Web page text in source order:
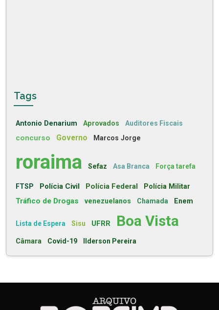
Tags
Antonio Denarium Aprovados Auditores Fiscais
concurso Governo Marcos Jorge
roraima Sefaz Asa Branca Força tarefa
FTSP Polícia Civil Polícia Federal Polícia Militar
Tráfico de Drogas venezuelanos Chamada Enem
Lista de Espera Sisu UFRR Boa Vista
Câmara Covid-19 Ilderson Pereira